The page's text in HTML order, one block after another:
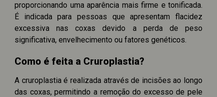
proporcionando uma aparência mais firme e tonificada.
É indicada para pessoas que apresentam flacidez
excessiva nas coxas devido a perda de peso
significativa, envelhecimento ou fatores genéticos.
Como é feita a Cruroplastia?
A cruroplastia é realizada através de incisões ao longo
das coxas, permitindo a remoção do excesso de pele